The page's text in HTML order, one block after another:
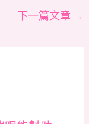
下一篇文章 →